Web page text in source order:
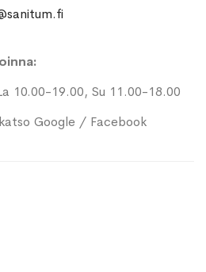
10.00-19.00, Su 11.00-18.00
Google / Facebook